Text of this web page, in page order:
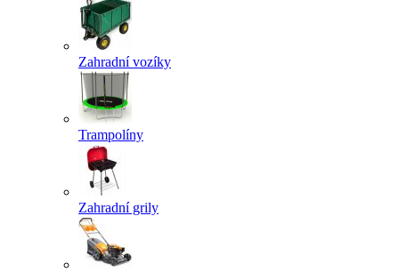
Zahradní vozíky
Trampolíny
Zahradní grily